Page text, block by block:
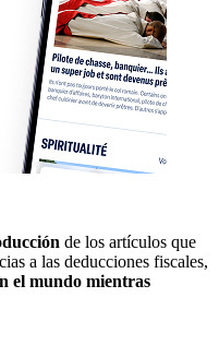
de los artículos que
a las deducciones fiscales,
el mundo mientras